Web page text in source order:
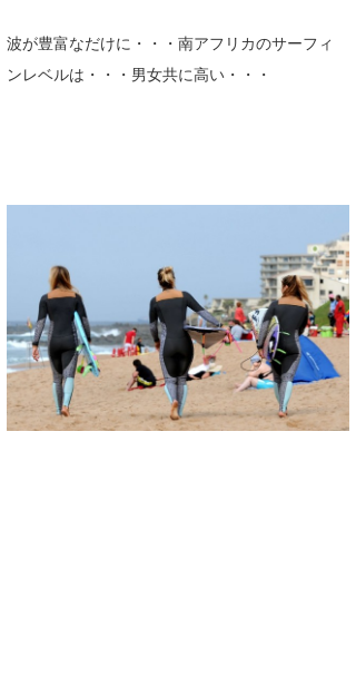
波が豊富なだけに・・・南アフリカのサーフィ
ンレベルは・・・男女共に高い・・・